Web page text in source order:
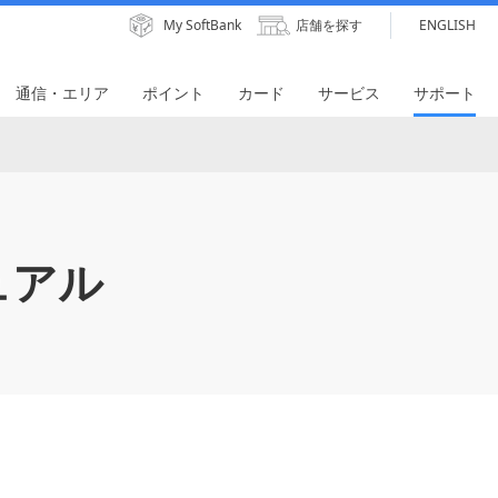
My SoftBank 店舗を探す ENGLISH
通信・エリア ポイント カード サービス サポート
アル